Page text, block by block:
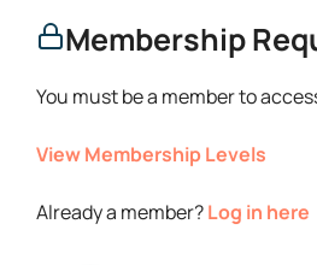
Membership
You must be a member to
View Membership Levels
Already a member?Log in here